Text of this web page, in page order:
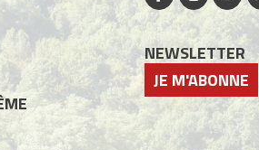
NEWSLETTER
JE M'ABONNE